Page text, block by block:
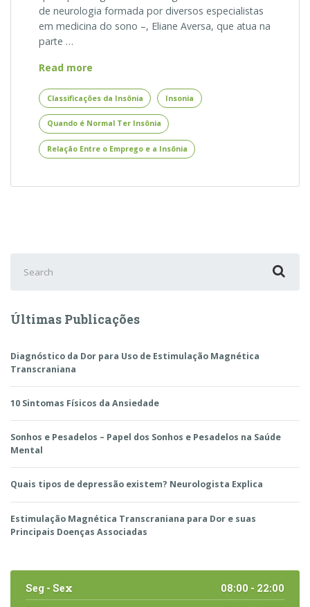
de neurologia formada por diversos especialistas
em medicina do sono –, Eliane Aversa, que atua na
parte …
Read more
Quando
é
Normal
Ter
Insônia
Classificações da Insônia Insonia
Quando é Normal Ter Insônia
Relação Entre o Emprego e a Insônia
for:
Últimas Publicações
Diagnóstico da Dor para Uso de Estimulação Magnética
Transcraniana
10 Sintomas Físicos da Ansiedade
Sonhos e Pesadelos – Papel dos Sonhos e Pesadelos na Saúde
Mental
Quais tipos de depressão existem? Neurologista Explica
Estimulação Magnética Transcraniana para Dor e suas
Principais Doenças Associadas
Seg - Sex
08:00 - 22:00